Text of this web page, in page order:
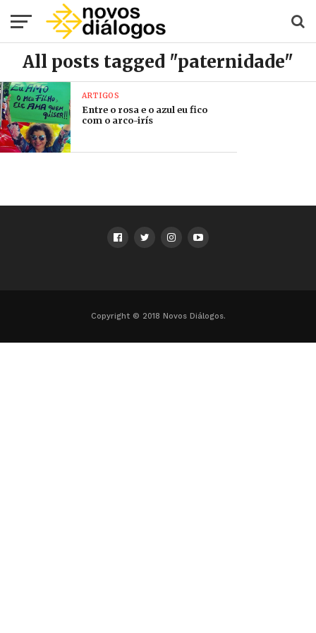
All posts tagged "paternidade"
ARTIGOS
Entre o rosa e o azul eu fico
com o arco-irís
Copyright © 2018 Novos Diálogos.